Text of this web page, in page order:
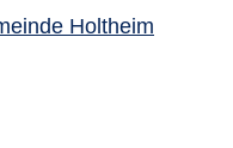
Holtheim